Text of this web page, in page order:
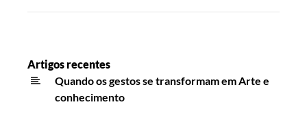
Artigos recentes
Quando os gestos se transformam em Arte e
conhecimento